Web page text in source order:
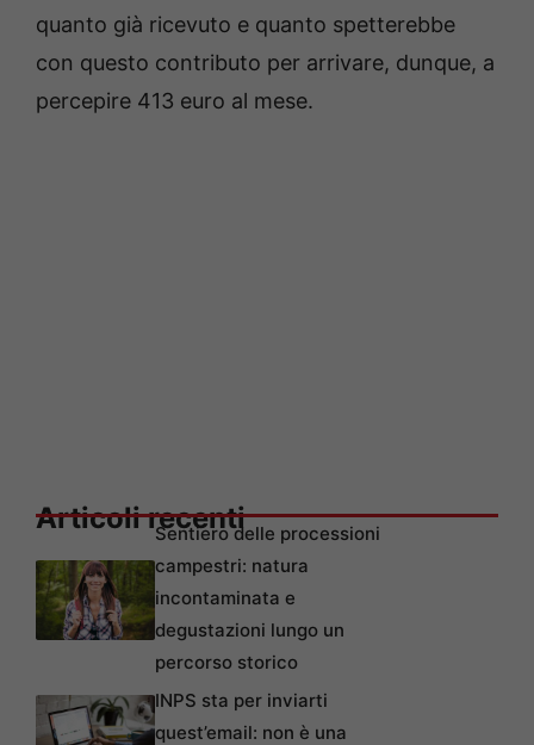
quanto già ricevuto e quanto spetterebbe
con questo contributo per arrivare, dunque, a
percepire 413 euro al mese.
Articoli recentiSentiero delle processioni
campestri: natura
incontaminata e
degustazioni lungo un
percorso storico
INPS sta per inviarti
quest’email: non è una